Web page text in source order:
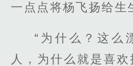
一点点将杨飞扬给生
“为什么？这么
人，为什么就是喜欢